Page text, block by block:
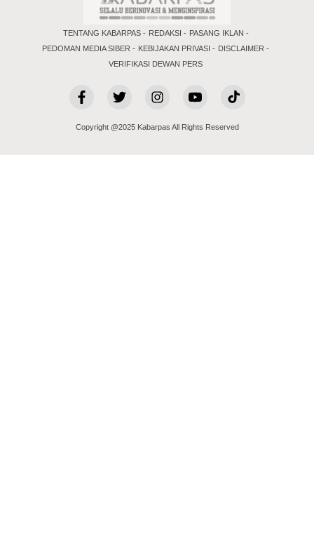
TENTANG KABARPAS REDAKSI
PASANG IKLAN
PEDOMAN MEDIA SIBER
KEBIJAKAN PRIVASI
DISCLAIMER
VERIFIKASI DEWAN PERS
Copyright @2025 Kabarpas All Rights Reserved